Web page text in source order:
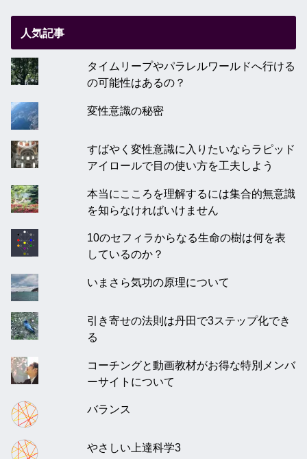
人気記事
タイムリープやパラレルワールドへ行ける
の可能性はあるの？
変性意識の秘密
すばやく変性意識に入りたいならラピッド
アイロールで目の使い方を工夫しよう
本当にこころを理解するには集合的無意識
を知らなければいけません
10のセフィラからなる生命の樹は何を表
しているのか？
いまさら気功の原理について
引き寄せの法則は丹田で3ステップ化でき
る
コーチングと動画教材がお得な特別メンバ
ーサイトについて
バランス
やさしい上達科学3